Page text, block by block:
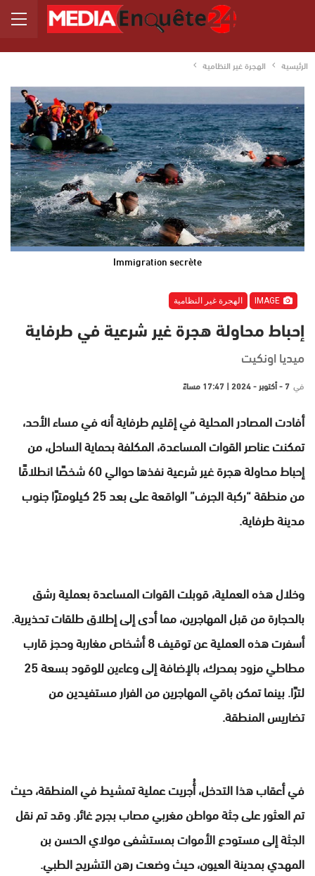
الرئيسية الهجرة غير النظامية
Immigration secrète
الهجرة غير النظامية
إحباط محاولة هجرة غير شرعية في طرفاية
ميديا اونكيت
في 7 - أكتوبر - 2024 | 17:47 مساءً
أفادت المصادر المحلية في إقليم طرفاية أنه في مساء الأحد،
تمكنت عناصر القوات المساعدة، المكلفة بحماية الساحل، من
إحباط محاولة هجرة غير شرعية نفذها حوالي 60 شخصًا انطلاقًا
من منطقة “ركبة الجرف” الواقعة على بعد 25 كيلومترًا جنوب
مدينة طرفاية.
وخلال هذه العملية، قوبلت القوات المساعدة بعملية رشق
بالحجارة من قبل المهاجرين، مما أدى إلى إطلاق طلقات تحذيرية.
أسفرت هذه العملية عن توقيف 8 أشخاص مغاربة وحجز قارب
مطاطي مزود بمحرك، بالإضافة إلى وعاءين للوقود بسعة 25
لترًا. بينما تمكن باقي المهاجرين من الفرار مستفيدين من
تضاريس المنطقة.
في أعقاب هذا التدخل، أُجريت عملية تمشيط في المنطقة، حيث
تم العثور على جثة مواطن مغربي مصاب بجرح غائر. وقد تم نقل
الجثة إلى مستودع الأموات بمستشفى مولاي الحسن بن
المهدي بمدينة العيون، حيث وضعت رهن التشريح الطبي.